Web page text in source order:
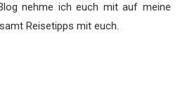
nehme ich euch mit auf meine
Reisetipps mit euch.